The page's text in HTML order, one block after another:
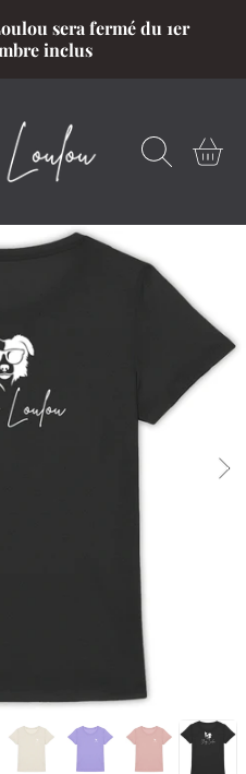
sera fermé du 1er
inclus
CHARIOT
DU PRODUIT